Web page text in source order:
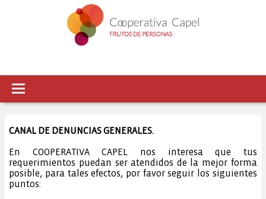
CANAL DE DENUNCIAS GENERALES.
En COOPERATIVA CAPEL nos interesa que tus
requerimientos puedan ser atendidos de la mejor forma
posible, para tales efectos, por favor seguir los siguientes
puntos: